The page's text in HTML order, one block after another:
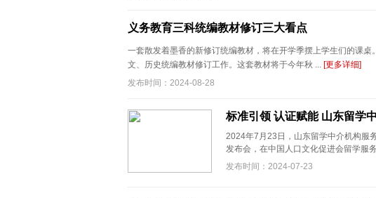
义务教育三科统编教材修订三大看点
一套散发着墨香的新修订统编教材，将在开学季摆上学生们的课
文、历史统编教材修订工作。这套教材将于今年秋 ... [更多详细]
发布时间：2024-08-28
标准引领 认证赋能 山东留学
2024年7月23日，山东留学中介机构服
发布会，在中国人口文化促进会留学服
发布时间：2024-07-23